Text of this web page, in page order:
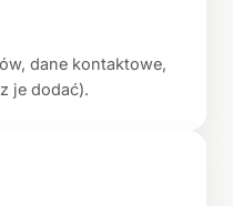
dane kontaktowe,
je dodać).